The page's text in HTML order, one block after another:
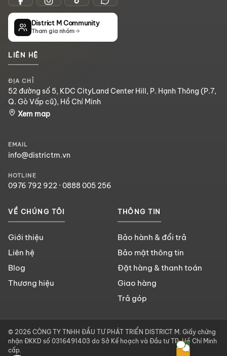
District M Community
Tham gia nhóm
LIÊN HỆ
ĐỊA CHỈ
52 đường số 5, KDC CityLand Center Hill, P. Hạnh Thông (P.7,
Q. Gò Vấp cũ), Hồ Chí Minh
Xem map
EMAIL
info@districtm.vn
HOTLINE
0976 792 922 · 0888 005 256
VỀ CHÚNG TÔI
Giới thiệu
Liên hệ
Blog
Thương hiệu
THÔNG TIN
Bảo hành & đổi trả
Bảo mật thông tin
Đặt hàng & thanh toán
Giao hàng
Trả góp
© 2026 CÔNG TY TNHH ĐẦU TƯ PHÁT TRIỂN DISTRICT M. Giấy chứng
nhận ĐKKD số 0316491403 do Sở Kế hoạch và Đầu tư TP. Hồ Chí Minh
cấp.